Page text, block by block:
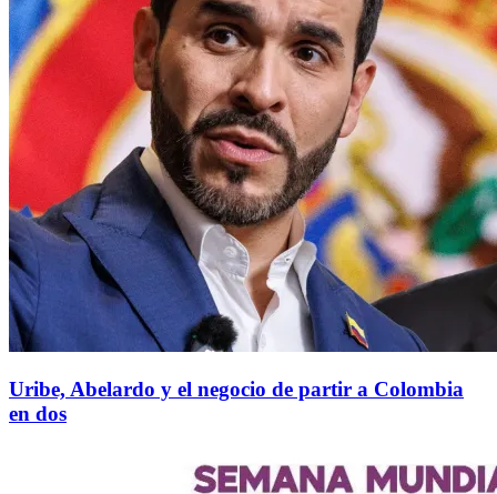
Uribe, Abelardo y el negocio de partir a Colombia
en dos